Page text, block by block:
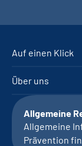
Auf einen Klick
Über uns
Allgemeine
Allgemeine
Prävention